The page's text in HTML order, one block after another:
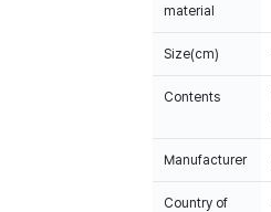
material
Size(cm)
Contents
Manufacturer
Country of